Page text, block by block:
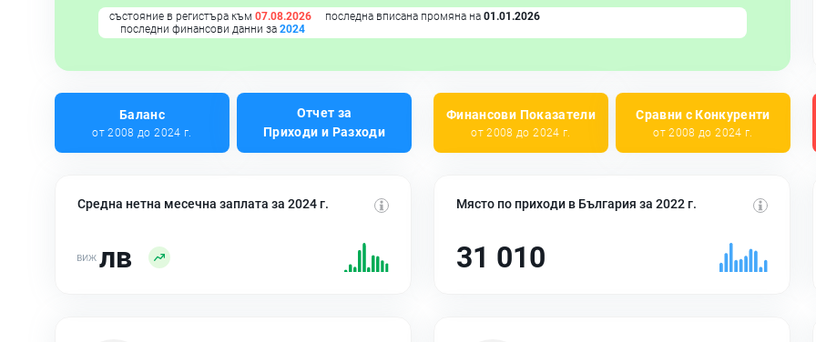
състояние в регистъра към 07.08.2026 последна вписана промяна на 01.01.2026
последни финансови данни за 2024
Баланс
от 2008 до 2024 г.
Отчет за
Приходи и Разходи
Финансови Показатели
от 2008 до 2024 г.
Сравни с Конкуренти
от 2008 до 2024 г.
Средна нетна месечна заплата за 2024 г.
лв
Място по приходи в България за 2022 г.
31 010